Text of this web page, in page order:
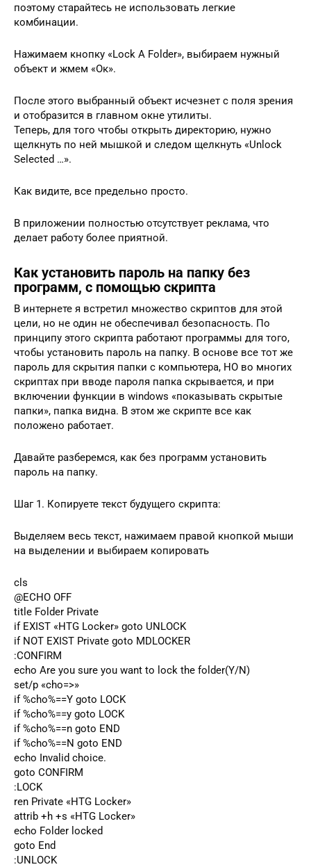
поэтому старайтесь не использовать легкие
комбинации.
Нажимаем кнопку «Lock A Folder», выбираем нужный
объект и жмем «Ок».
После этого выбранный объект исчезнет с поля зрения
и отобразится в главном окне утилиты.
Теперь, для того чтобы открыть директорию, нужно
щелкнуть по ней мышкой и следом щелкнуть «Unlock
Selected …».
Как видите, все предельно просто.
В приложении полностью отсутствует реклама, что
делает работу более приятной.
Как установить пароль на папку без
программ, с помощью скрипта
В интернете я встретил множество скриптов для этой
цели, но не один не обеспечивал безопасность. По
принципу этого скрипта работают программы для того,
чтобы установить пароль на папку. В основе все тот же
пароль для скрытия папки с компьютера, НО во многих
скриптах при вводе пароля папка скрывается, и при
включении функции в windows «показывать скрытые
папки», папка видна. В этом же скрипте все как
положено работает.
Давайте разберемся, как без программ установить
пароль на папку.
Шаг 1. Копируете текст будущего скрипта:
Выделяем весь текст, нажимаем правой кнопкой мыши
на выделении и выбираем копировать
cls
@ECHO OFF
title Folder Private
if EXIST «HTG Locker» goto UNLOCK
if NOT EXIST Private goto MDLOCKER
:CONFIRM
echo Are you sure you want to lock the folder(Y/N)
set/p «cho=>»
if %cho%==Y goto LOCK
if %cho%==y goto LOCK
if %cho%==n goto END
if %cho%==N goto END
echo Invalid choice.
goto CONFIRM
:LOCK
ren Private «HTG Locker»
attrib +h +s «HTG Locker»
echo Folder locked
goto End
:UNLOCK